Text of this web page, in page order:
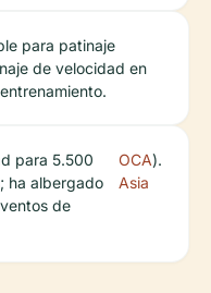
para patinaje
de velocidad en
para 5.500
ha albergado
de
OCA
Asia
).